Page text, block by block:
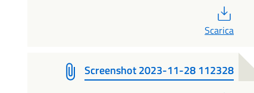
Scarica
Screenshot 2023-11-28 112328